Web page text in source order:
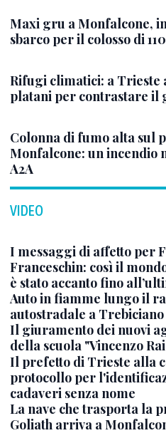
Maxi gru a Monfalcone,
sbarco per il colosso di
Rifugi climatici: a Trieste
platani per contrastare il
Colonna di fumo alta sul
Monfalcone: un incendio
A2A
VIDEO
I messaggi di affetto per
Franceschin: così il
è stato accanto fino
Auto in fiamme lungo il
autostradale a Trebiciano
Il giuramento dei nuovi
della scuola "Vincenzo
Il prefetto di Trieste alla
protocollo per
cadaveri senza nome
La nave che trasporta la
Goliath arriva a